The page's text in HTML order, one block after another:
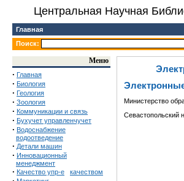
Центральная Научная
Главная
Поиск:
Меню
· Главная
· Биология
· Геология
· Зоология
· Коммуникации и связь
· Бухучет управленчучет
· Водоснабжение
водоотведение
· Детали машин
· Инновационный
менеджмент
· Качество упр-е качеством
Министерство
Севастопольский